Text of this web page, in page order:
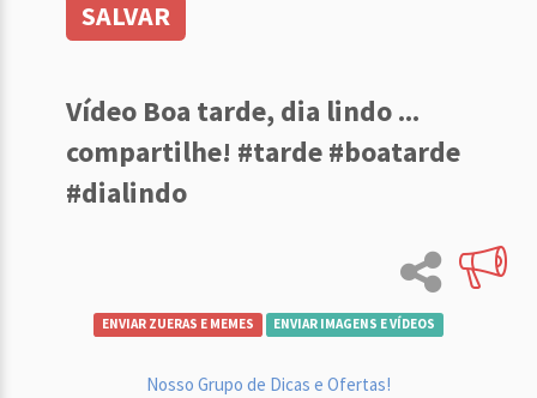
SALVAR
Vídeo Boa tarde, dia lindo ...
compartilhe! #tarde #boatarde
#dialindo
ENVIAR ZUERAS E MEMES ENVIAR IMAGENS E VÍDEOS
Nosso Grupo de Dicas e Ofertas!